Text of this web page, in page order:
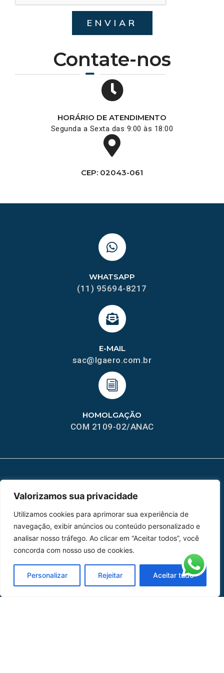
Valorizamos sua privacidade
Utilizamos cookies para aprimorar sua experiência de
navegação, exibir anúncios ou conteúdo personalizado e
analisar nosso tráfego. Ao clicar em “Aceitar todos”, você
concorda com nosso uso de cookies.
Personalizar Rejeitar Aceitar tudo
Contate-nos
HORÁRIO DE ATENDIMENTO
Segunda a Sexta das 9:00 às 18:00
CEP: 02043-061
ENVIAR
HOMOLGAÇÃO
COM 2109-02/ANAC
E-MAIL
sac@lgaero.com.br
WHATSAPP
(11) 95694-8217
Peças
Catálogo de Aplicações
Oficina de Mangueiras